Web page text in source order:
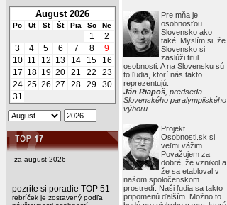
Pre mňa je
osobnosťou
Slovensko ako
také. Myslím si, že
Slovensko si
zaslúži titul
osobnosti. A na Slovensku sú
to ľudia, ktorí nás takto
reprezentujú.
Ján Riapoš , predseda
Slovenského paralympijského
výboru
Projekt
Osobnosti.sk si
veľmi vážim.
Považujem za
dobré, že vznikol a
že sa etabloval v
našom spoločenskom
prostredí. Naši ľudia sa takto
pripomenú ďalším. Možno to
August 2026
Po Ut St Št Pia So Ne
1
2
3
4 5 6 7 8
9
10 11 12 13 14 15
16
17 18 19 20 21 22
23
24 25 26 27 28 29 30
31
za august 2026
pozrite si poradie TOP 51
rebríček je zostavený podľa